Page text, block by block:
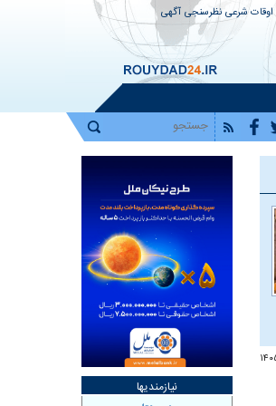
اوقات شرعی نظرسنجی آگهی
نیازمندیها